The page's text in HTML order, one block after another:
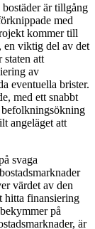
är tillgång
med
kommer till
en viktig del av det
staten att
av
eventuella brister.
med ett snabbt
befolkningsökning
angeläget att
svaga
värdet av den
hitta finansiering
på
är